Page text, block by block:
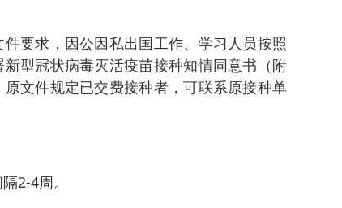
要求，因公因私出国工作、学习人员按照
型冠状病毒灭活疫苗接种知情同意书（附
文件规定已交费接种者，可联系原接种单
2-4周。